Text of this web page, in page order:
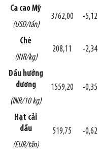
Ca cao Mỹ
(USD/tấn)
3762,00 -5,12
Chè
(INR/kg)
208,11 -2,34
Dầu hướng
dương
(INR/10 kg)
1559,20 -0,35
Hạt cải
dầu
(EUR/tấn)
519,75 -0,62